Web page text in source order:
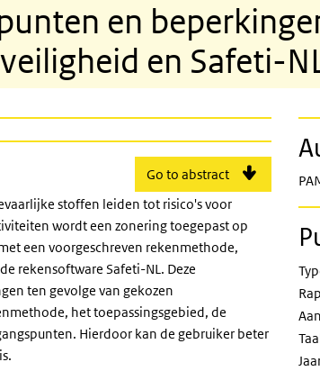
en
en Safeti-
Go to abstract
stoffen leiden tot risico's voor
wordt een zonering toegepast op
een voorgeschreven rekenmethode,
rekensoftware Safeti-NL. Deze
ten gevolge van gekozen
het toepassingsgebied, de
Hierdoor kan de gebruiker beter